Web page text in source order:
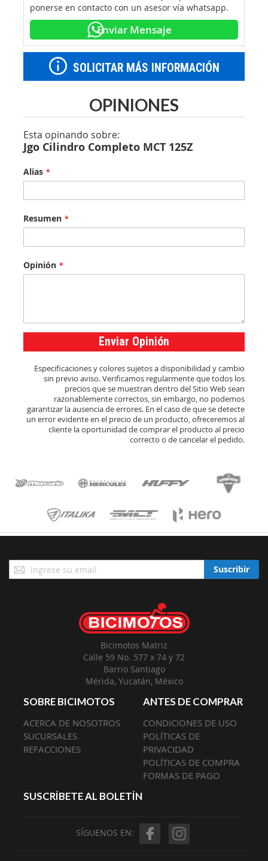
ponerse en contacto con un asesor vía whatsapp.
Enviar Mensaje
SOLICITAR MÁS INFORMACIÓN
OPINIONES
Esta opinando sobre:
Jgo Cilindro Completo MCT 125Z
Alias
Resumen
Opinión
Enviar Opinión
Especificaciones y colores sujetos a disponibilidad y cambio
sin previo aviso. Verificamos regularmente que todos los
precios que se muestran dentro del Sitio Web sean
razonablemente correctos, sin embargo, no podemos
garantizar la ausencia de errores. En el caso de que se detecte
un error evidente en el precio de un producto, ofreceremos al
cliente la oportunidad de comprar el producto al precio
correcto o de cancelar el pedido.
Suscríbase
a
Suscribir
Bicimotos Matriz
Calle 59 No. 577 x 74 y 72
Barrio Santiago
Mérida, Yucatán, México
SOBRE BICIMOTOS
ACERCA DE NOSOTROS
SUCURSALES
REFACCIONES
ANTES DE COMPRAR
CONDICIONES DE USO
POLÍTICAS DE
PRIVACIDAD
POLÍTICAS DE COMPRA
FORMAS DE PAGO
SUSCRÍBETE AL BOLETÍN
SÍGUENOS EN: